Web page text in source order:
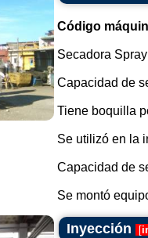
Código
Secadora
Capacidad de
Tiene boquilla
Se utilizó en la
Capacidad de
Se montó
Inyección [